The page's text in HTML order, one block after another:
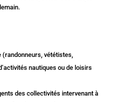
(randonneurs, vététistes,
nautiques ou de loisirs
des collectivités intervenant à